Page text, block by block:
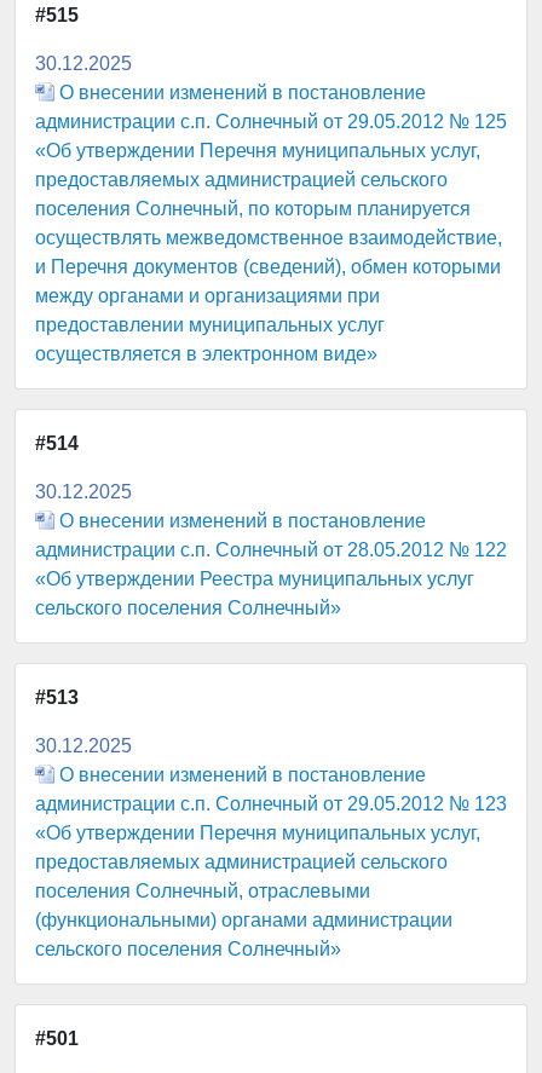
#515
30.12.2025
О внесении изменений в постановление
администрации с.п. Солнечный от 29.05.2012 № 125
«Об утверждении Перечня муниципальных услуг,
предоставляемых администрацией сельского
поселения Солнечный, по которым планируется
осуществлять межведомственное взаимодействие,
и Перечня документов (сведений), обмен которыми
между органами и организациями при
предоставлении муниципальных услуг
осуществляется в электронном виде»
#514
30.12.2025
О внесении изменений в постановление
администрации с.п. Солнечный от 28.05.2012 № 122
«Об утверждении Реестра муниципальных услуг
сельского поселения Солнечный»
#513
30.12.2025
О внесении изменений в постановление
администрации с.п. Солнечный от 29.05.2012 № 123
«Об утверждении Перечня муниципальных услуг,
предоставляемых администрацией сельского
поселения Солнечный, отраслевыми
(функциональными) органами администрации
сельского поселения Солнечный»
#501